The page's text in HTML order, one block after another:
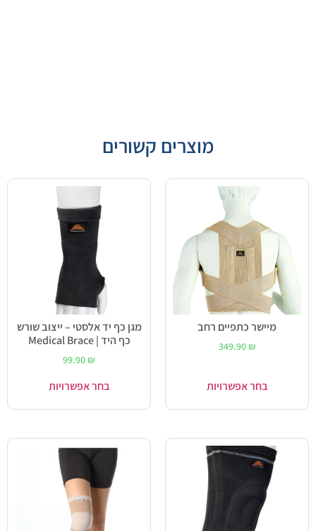
מוצרים קשורים
מיישר כתפיים רחב
349.90 ₪
בחר אפשרויות
מגן כף יד אלסטי – ייצוב שורש
כף היד | Medical Brace
99.90 ₪
בחר אפשרויות